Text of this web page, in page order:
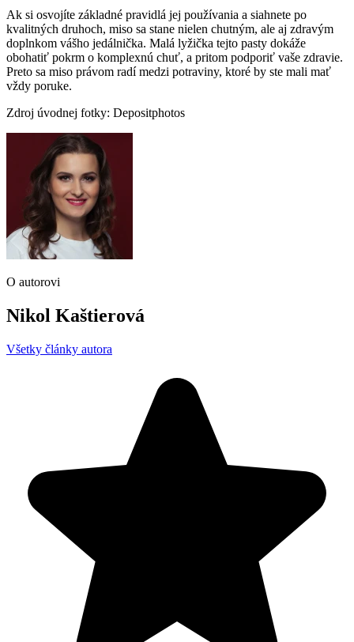
Ak si osvojíte základné pravidlá jej používania a siahnete po
kvalitných druhoch, miso sa stane nielen chutným, ale aj zdravým
doplnkom vášho jedálnička. Malá lyžička tejto pasty dokáže
obohatiť pokrm o komplexnú chuť, a pritom podporiť vaše zdravie.
Preto sa miso právom radí medzi potraviny, ktoré by ste mali mať
vždy poruke.
Zdroj úvodnej fotky: Depositphotos
O autorovi
Nikol Kaštierová
Všetky články autora